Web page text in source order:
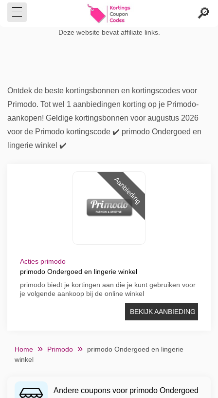
Deze website bevat affiliate links.
Ontdek de beste kortingsbonnen en kortingscodes voor
Primodo. Tot wel 1 aanbiedingen korting op je Primodo-
aankopen! Geldige kortingsbonnen voor augustus 2026
voor de Primodo kortingscode ✔️ primodo Ondergoed en
lingerie winkel ✔️
Aanbieding
Acties primodo
primodo Ondergoed en lingerie winkel
primodo biedt je kortingen aan die je kunt gebruiken voor
je volgende aankoop bij de online winkel
BEKIJK AANBIEDING
Home Primodo
primodo Ondergoed en lingerie
winkel
Andere coupons voor primodo Ondergoed